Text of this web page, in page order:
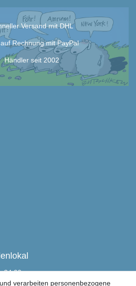
Versand mit DHL
Rechnung mit PayPal
Händler seit 2002
24:00
verarbeiten personenbezogene